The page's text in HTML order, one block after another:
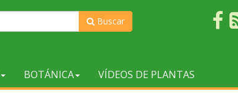
Buscar
BOTÁNICA VÍDEOS DE PLANTAS